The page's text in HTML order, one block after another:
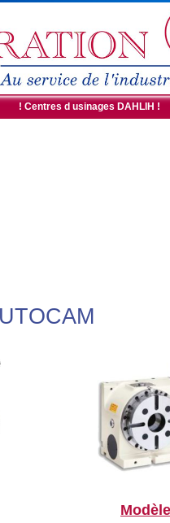
! Centres d usinages DAHLIH !